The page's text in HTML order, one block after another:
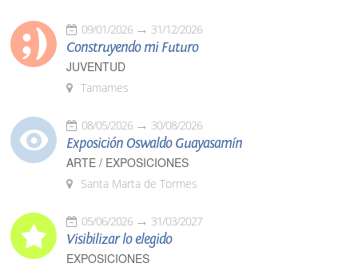
09/01/2026 31/12/2026
Construyendo mi Futuro
JUVENTUD
Tamames
08/05/2026 30/08/2026
Exposición Oswaldo Guayasamín
ARTE / EXPOSICIONES
Santa Marta de Tormes
05/06/2026 31/03/2027
Visibilizar lo elegido
EXPOSICIONES